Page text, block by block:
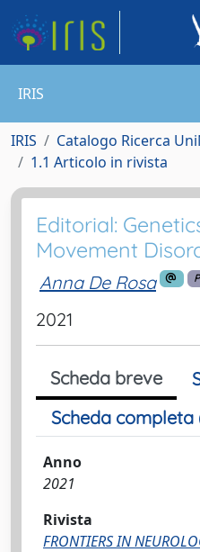
IRIS
IRIS Catalogo Ricerca
1.1 Articolo in rivista
Editorial:
Movement
Anna De Rosa
2021
Scheda breve
Scheda completa
Anno
2021
Rivista
FRONTIERS IN